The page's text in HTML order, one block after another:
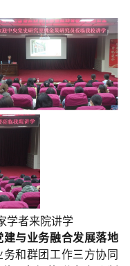
学者来院讲学
与业务融合发展落地
和群团工作三方协同